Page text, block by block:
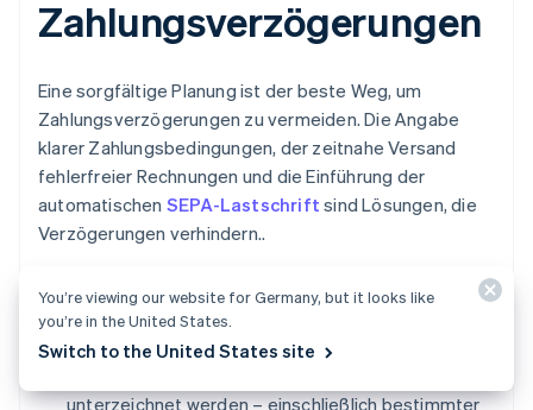
Zahlungsverzögerungen
Eine sorgfältige Planung ist der beste Weg, um
Zahlungsverzögerungen zu vermeiden. Die Angabe
klarer Zahlungsbedingungen, der zeitnahe Versand
fehlerfreier Rechnungen und die Einführung der
automatischen SEPA-Lastschrift sind Lösungen, die
Verzögerungen verhindern..
Erstellung allgemeiner Verkaufsbedingungen
Die Erstellung klarer allgemeiner
Verkaufsbedingungen, die vom Kunden bzw. von
unterzeichnet werden – einschließlich bestimmter
You’re viewing our website for Germany, but it looks like
you’re in the United States.
Switch to the United States site